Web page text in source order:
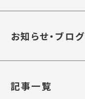
お知らせ・ブログ
記事一覧